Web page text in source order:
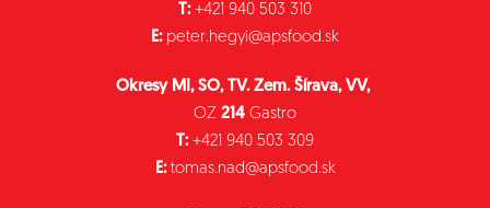
T:+421 940 503 310
E:peter.hegyi@apsfood.sk
Okresy MI, SO, TV. Zem. Šírava, VV,
OZ 214 Gastro
T:+421 940 503 309
E:tomas.nad@apsfood.sk